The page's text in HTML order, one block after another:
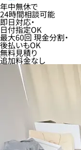
年中無休で
24時間相談可能
即日対応・
日付指定OK
最大60回 現金分割・
後払いもOK
無料見積り
追加料金なし